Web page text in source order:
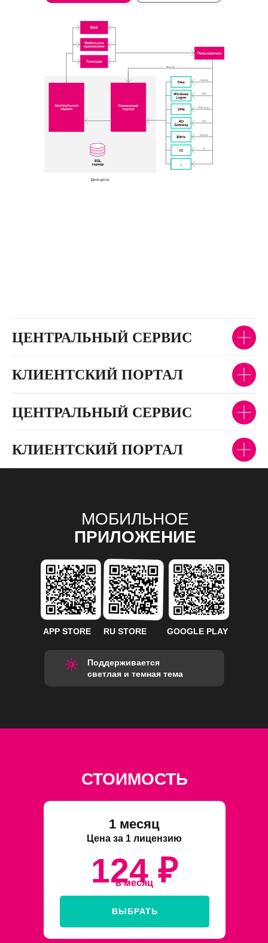
ЦЕНТРАЛЬНЫЙ СЕРВИС
КЛИЕНТСКИЙ ПОРТАЛ
ЦЕНТРАЛЬНЫЙ СЕРВИС
КЛИЕНТСКИЙ ПОРТАЛ
МОБИЛЬНОЕ
ПРИЛОЖЕНИЕ
APP STORE RU STORE GOOGLE PLAY
Поддерживается
светлая и темная тема
СТОИМОСТЬ
ВЫБРАТЬ
1 месяц
124 ₽
Цена за 1 лицензию
в месяц